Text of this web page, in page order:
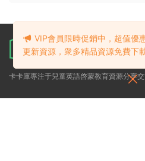
卡卡庫專注于兒童英語啓蒙教育資源分享交
VIP會員限時促銷中，超值優
更新資源，衆多精品資源免費下